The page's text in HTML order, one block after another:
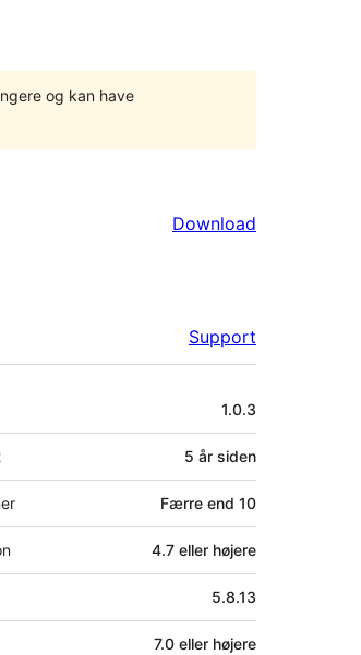
og kan have
Download
Support
1.0.3
5 år siden
Færre end 10
4.7 eller højere
5.8.13
7.0 eller højere